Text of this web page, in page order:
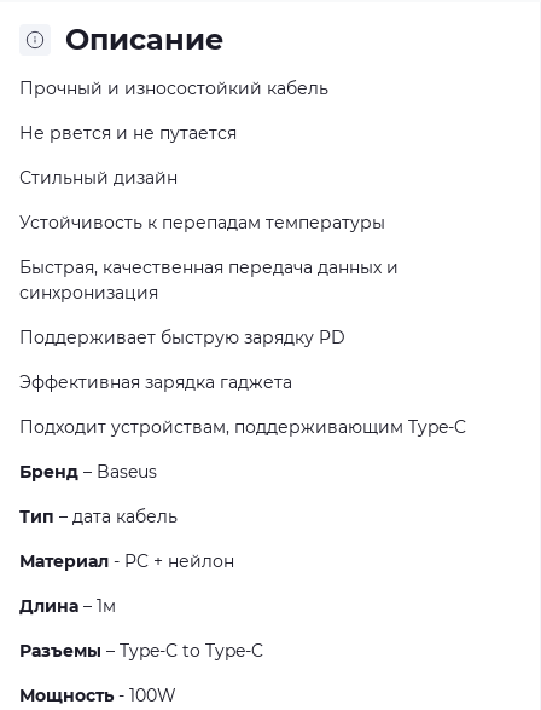
Описание
Прочный и износостойкий кабель
Не рвется и не путается
Стильный дизайн
Устойчивость к перепадам температуры
Быстрая, качественная передача данных и
синхронизация
Поддерживает быструю зарядку PD
Эффективная зарядка гаджета
Подходит устройствам, поддерживающим Type-C
Бренд – Baseus
Тип – дата кабель
Материал - PC + нейлон
Длина – 1м
Разъемы – Type-C to Type-C
Мощность - 100W